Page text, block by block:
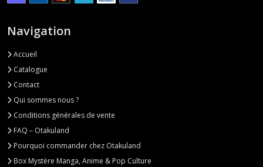
Navigation
Accueil
Catalogue
Contact
Qui sommes nous ?
Conditions générales de vente
FAQ – Otakuland
Pourquoi commander chez Otakuland
Box Mystère Manga, Anime & Pop Culture